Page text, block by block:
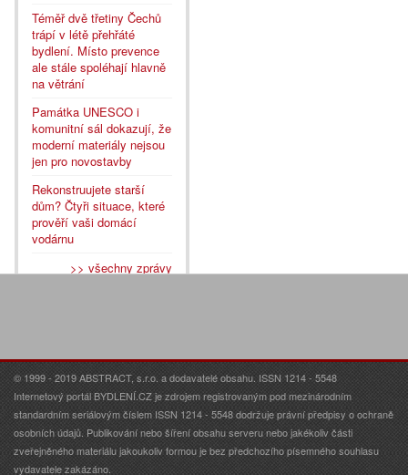
Téměř dvě třetiny Čechů
trápí v létě přehřáté
bydlení. Místo prevence
ale stále spoléhají hlavně
na větrání
Památka UNESCO i
komunitní sál dokazují, že
moderní materiály nejsou
jen pro novostavby
Rekonstruujete starší
dům? Čtyři situace, které
prověří vaši domácí
vodárnu
>> všechny zprávy
© 1999 - 2019 ABSTRACT, s.r.o. a dodavatelé obsahu. ISSN 1214 - 5548
Internetový portál BYDLENÍ.CZ je zdrojem registrovaným pod mezinárodním
standardním seriálovým číslem ISSN 1214 - 5548 dodržuje právní předpisy o ochraně
osobních údajů. Publikování nebo šíření obsahu serveru nebo jakékoliv části
zveřejněného materiálu jakoukoliv formou je bez předchozího písemného souhlasu
vydavatele zakázáno.